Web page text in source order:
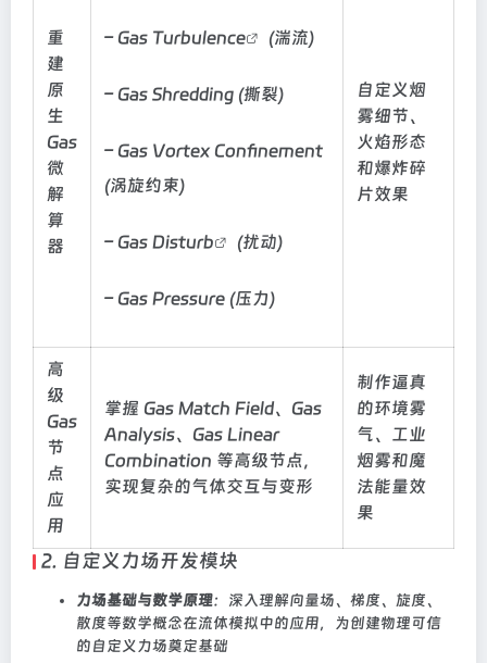
重
建
原
生
Gas
微
解
算
器
– Gas Turbulence (湍流)
– Gas Shredding (撕裂)
– Gas Vortex Confinement
(涡旋约束)
– Gas Disturb (扰动)
– Gas Pressure (压力)
自定义烟
雾细节、
火焰形态
和爆炸碎
片效果
高
级
Gas
节
点
应
用
掌握 Gas Match Field、Gas
Analysis、Gas Linear
Combination 等高级节点，
实现复杂的气体交互与变形
制作逼真
的环境雾
气、工业
烟雾和魔
法能量效
果
2. 自定义力场开发模块
力场基础与数学原理：深入理解向量场、梯度、旋度、
散度等数学概念在流体模拟中的应用，为创建物理可信
的自定义力场奠定基础